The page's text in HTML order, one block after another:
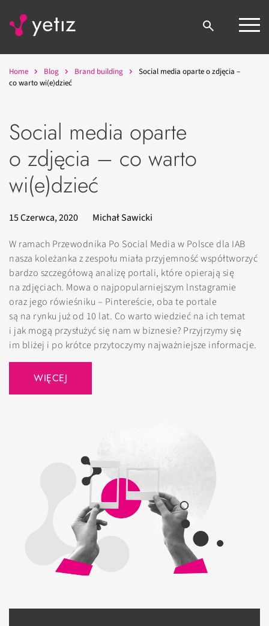
Home Blog Brand building
Social media oparte o zdjęcia –
co warto wi(e)dzieć
Social media oparte
o zdjęcia – co warto
wi(e)dzieć
15 Czerwca, 2020
Michał Sawicki
W ramach Przewodnika Po Social Media w Polsce dla IAB
nasza koleżanka z zespołu miała przyjemność współtworzyć
bardzo szczegółową analizę portali, które opierają się
na zdjęciach. Mowa o najpopularniejszym lnstagramie
oraz jego rówieśniku – Pintereście, oba te portale
są na rynku już od 10 lat. Co warto wiedzieć na ich temat
i jak mogą przysłużyć się nam w biznesie? Przyjrzymy się
im bliżej i po krótce przytoczymy najważniejsze informacje.
WIĘCEJ